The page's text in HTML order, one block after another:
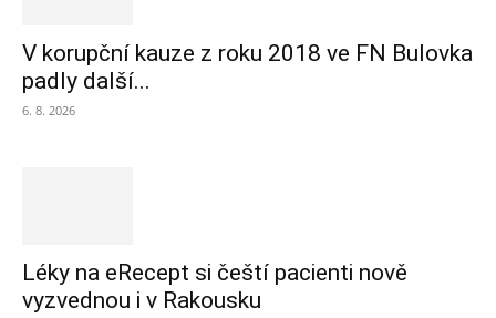
V korupční kauze z roku 2018 ve FN Bulovka
padly další...
6. 8. 2026
Léky na eRecept si čeští pacienti nově
vyzvednou i v Rakousku